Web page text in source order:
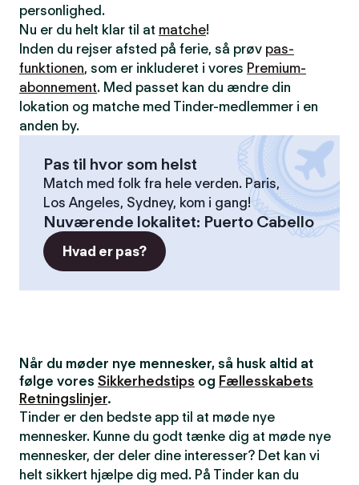
personlighed.
Nu er du helt klar til at matche!
Inden du rejser afsted på ferie, så prøv pas-
funktionen, som er inkluderet i vores Premium-
abonnement. Med passet kan du ændre din
lokation og matche med Tinder-medlemmer i en
anden by.
Pas til hvor som helst
Match med folk fra hele verden. Paris,
Los Angeles, Sydney, kom i gang!
Nuværende lokalitet: Puerto Cabello
Hvad er pas?
Når du møder nye mennesker, så husk altid at
følge vores Sikkerhedstips og Fællesskabets
Retningslinjer.
Tinder er den bedste app til at møde nye
mennesker. Kunne du godt tænke dig at møde nye
mennesker, der deler dine interesser? Det kan vi
helt sikkert hjælpe dig med. På Tinder kan du